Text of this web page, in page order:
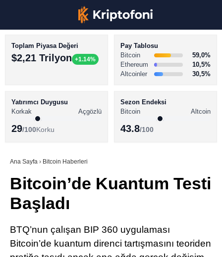
Youtube
Pinterest
BİTCOİN HABERLERİ
ALTCOİN HABERLERİ
SÖZLÜK
Toplam Piyasa Değeri
$2,21 Trilyon +1.14%
Pay Tablosu
Bitcoin
59,0%
Ethereum
10,5%
Altcoinler
30,5%
Yatırımcı Duygusu
Korkak
Açgözlü
29/100Korku
Sezon Endeksi
Bitcoin
Altcoin
43.8/100
Ana Sayfa › Bitcoin Haberleri
Bitcoin’de Kuantum Testi
Başladı
BTQ’nun çalışan BIP 360 uygulaması
Bitcoin’de kuantum direnci tartışmasını teoriden